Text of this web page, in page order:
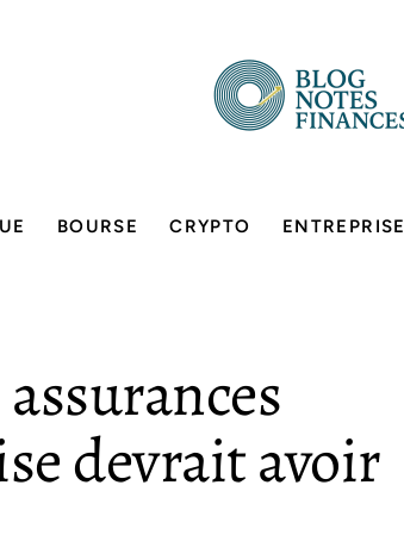
BOURSE CRYPTO ENTREPRISE
devrait avoir